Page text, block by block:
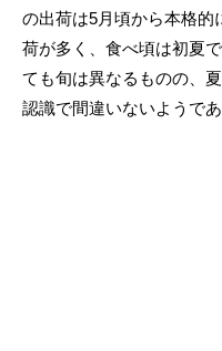
の出荷は5月頃から本格的
荷が多く、食べ頃は初夏
ても旬は異なるものの、
認識で間違いないようであ